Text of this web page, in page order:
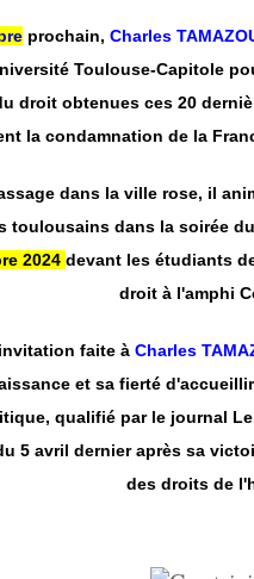
prochain, Charles
Toulouse-Capitole
droit obtenues ces 20
la condamnation de la
dans la ville rose, il
toulousains dans la soirée du
2024 devant les étudiants
droit à l'amphi
faite à Charles
et sa fierté
qualifié par le journal
5 avril dernier après sa
des droits de